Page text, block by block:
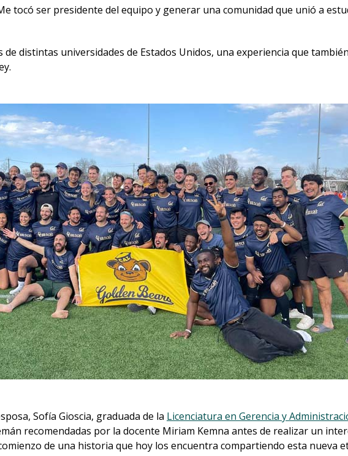
tocó ser presidente del equipo y generar una comunidad que unió a
distintas universidades de Estados Unidos, una experiencia que
Sofía Gioscia, graduada de la Licenciatura en Gerencia y
recomendadas por la docente Miriam Kemna antes de realizar un
de una historia que hoy los encuentra compartiendo esta nueva